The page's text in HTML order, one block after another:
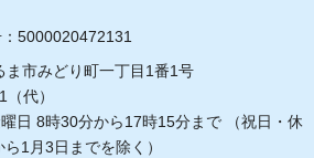
5000020472131
市みどり町一丁目1番1号
代）
日 8時30分から17時15分まで
（祝日・休
1月3日までを除く）